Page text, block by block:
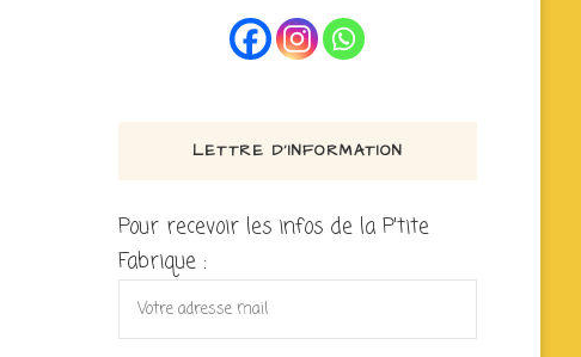
LETTRE D’INFORMATION
Pour recevoir les infos de la P'tite
Fabrique :